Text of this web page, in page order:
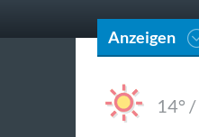
Anzeigen
14° /